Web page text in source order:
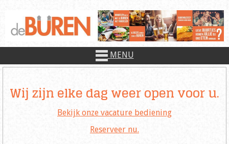
MENU
Wij zijn elke dag weer open voor u.
Bekijk onze vacature bediening
Reserveer nu.